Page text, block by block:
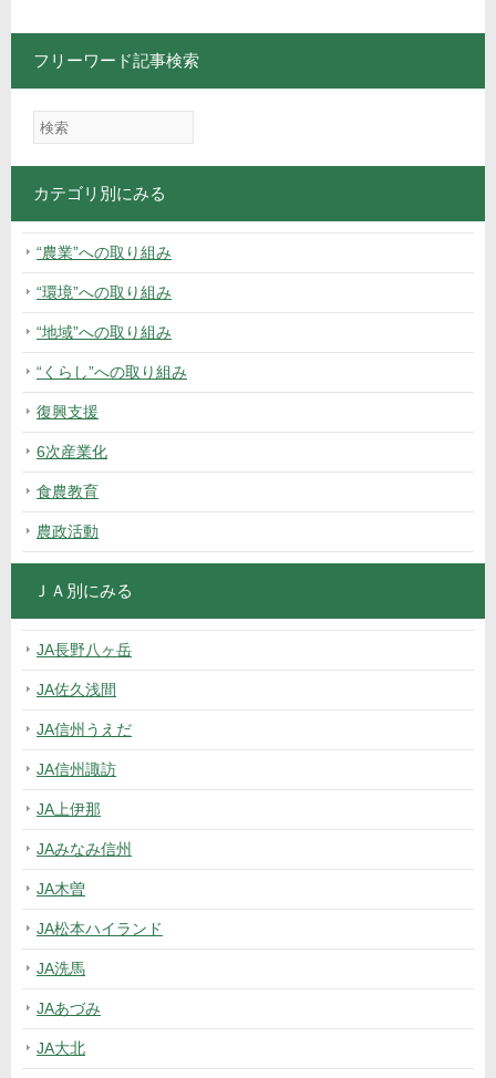
フリーワード記事検索
カテゴリ別にみる
“農業”への取り組み
“環境”への取り組み
“地域”への取り組み
“くらし”への取り組み
復興支援
6次産業化
食農教育
農政活動
ＪＡ別にみる
JA長野八ヶ岳
JA佐久浅間
JA信州うえだ
JA信州諏訪
JA上伊那
JAみなみ信州
JA木曽
JA松本ハイランド
JA洗馬
JAあづみ
JA大北